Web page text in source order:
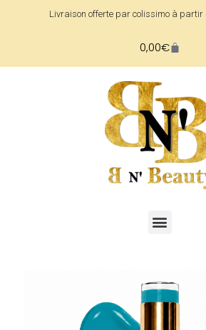
Livraison offerte par colissimo à partir
0,00€